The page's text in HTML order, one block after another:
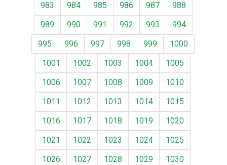
983
984 985 986 987
988
989
990 991 992 993
994
995
996 997 998 999
1000
1001
1002 1003 1004
1005
1006
1007 1008 1009
1010
1011
1012 1013 1014
1015
1016
1017 1018 1019
1020
1021
1022 1023 1024
1025
1026
1027 1028 1029
1030